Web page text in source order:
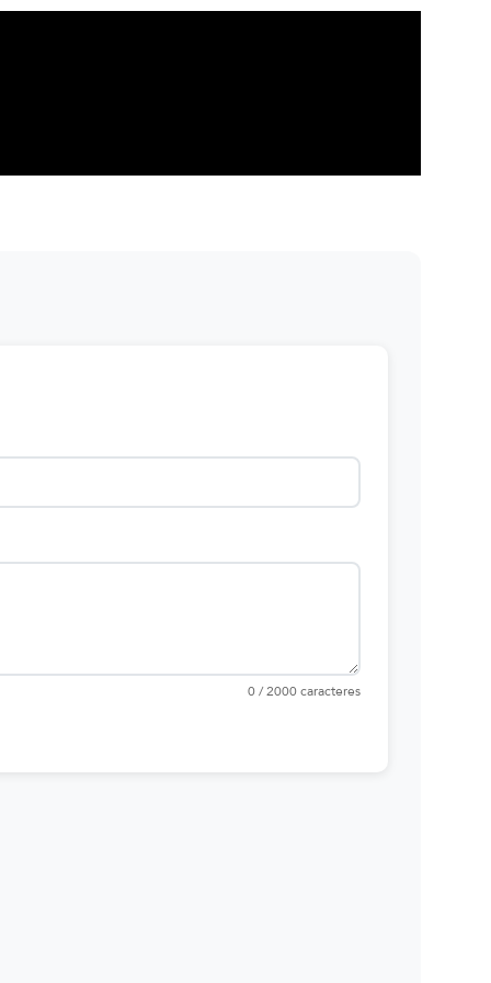
0 / 2000 caracteres